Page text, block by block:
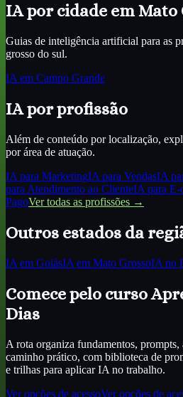
IA por cidade em Mato
Guias de inteligência artificial para as
grosso do sul.
IA em Campo Grande
IA por profissão
Além de conteúdo por localização,
por área de atuação.
IA para MarketingIA para VendasIA
para Atendimento ao ClienteIA para E-
PagoVer todas as profissões →
Outros estados da
IA em GoiásIA em Mato GrossoIA no
Comece pelo curso
Dias
A rota organiza fundamentos, prompts,
caminho prático, com biblioteca de
e trilhas para aplicar IA no trabalho.
Ver opções de acessoVer opções de